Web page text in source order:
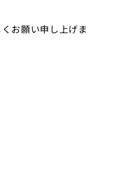
お願い申し上げま